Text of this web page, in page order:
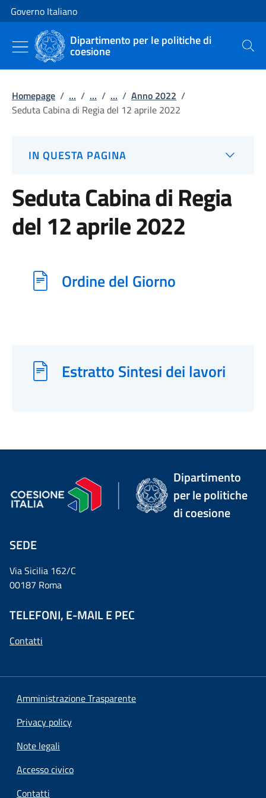
Vai al contenuto
Vai alla navigazione del sito
Governo Italiano
Dipartimento per le politiche di
coesione Cerca
Homepage / ... / ... / ... / Anno 2022 /
Seduta Cabina di Regia del 12 aprile 2022
IN QUESTA PAGINA
Seduta Cabina di Regia
del 12 aprile 2022
Ordine del Giorno
Estratto Sintesi dei lavori
Dipartimento
per le politiche
di coesione
SEDE
Via Sicilia 162/C
00187 Roma
TELEFONI, E-MAIL E PEC
Contatti
Amministrazione Trasparente
Privacy policy
Note legali
Accesso civico
Contatti